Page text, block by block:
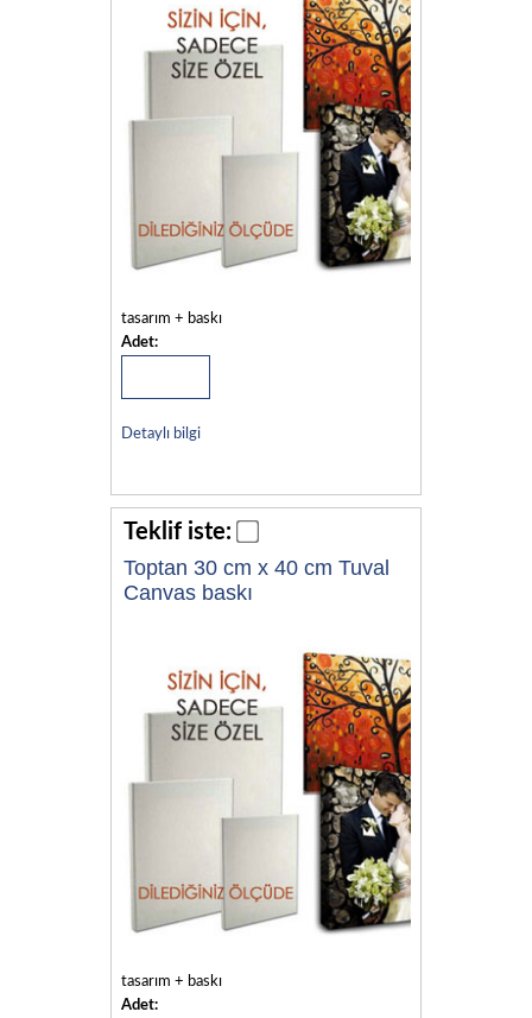
tasarım + baskı
Adet:
Detaylı bilgi
Teklif iste:
Toptan 30 cm x 40 cm Tuval
Canvas baskı
tasarım + baskı
Adet: